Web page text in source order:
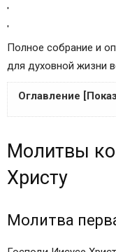
'
'
Полное собрание и
для духовной жизни
Оглавление
Молитва первая
Молитва третья
Молитва пятая
Молитвы ко
Христу
Молитва